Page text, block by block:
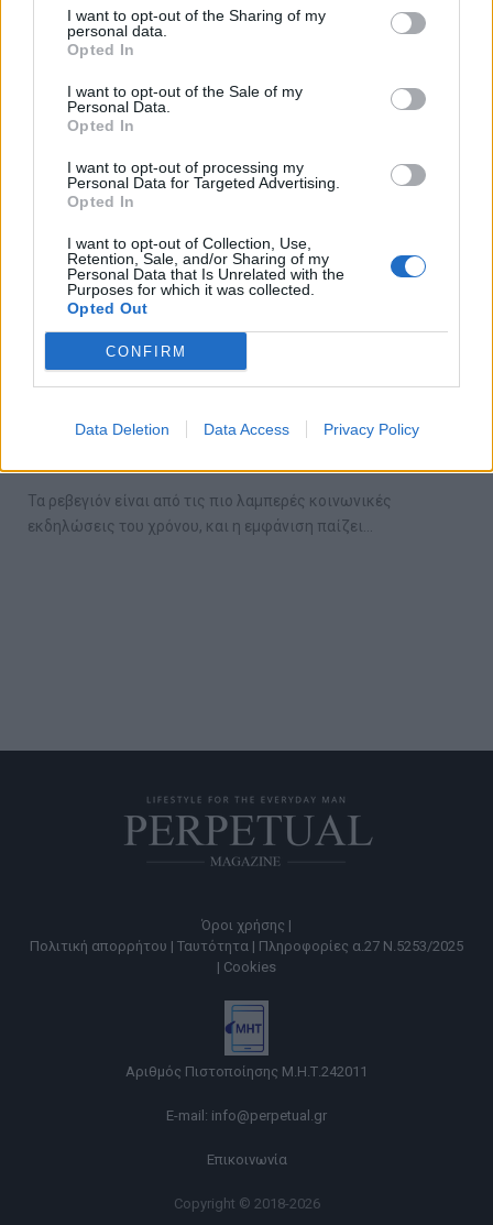
I want to opt-out of the Sharing of my
personal data.
Opted In
I want to opt-out of the Sale of my
Personal Data.
Opted In
I want to opt-out of processing my
Personal Data for Targeted Advertising.
Opted In
I want to opt-out of Collection, Use,
Retention, Sale, and/or Sharing of my
Personal Data that Is Unrelated with the
Purposes for which it was collected.
Opted Out
CONFIRM
Data Deletion Data Access Privacy Policy
για να γιορτάσετε με φίλους και οικογένεια,…
STYLE
σε ένα ρεβεγιόν
22/12/2024
Τα ρεβεγιόν είναι από τις πιο λαμπερές κοινωνικές
εκδηλώσεις του χρόνου, και η εμφάνιση παίζει…
Όροι χρήσης |
Πολιτική απορρήτου | Ταυτότητα | Πληροφορίες α.27 Ν.5253/2025
| Cookies
Αριθμός Πιστοποίησης Μ.Η.Τ.242011
E-mail: info@perpetual.gr
Επικοινωνία
Copyright © 2018-2026